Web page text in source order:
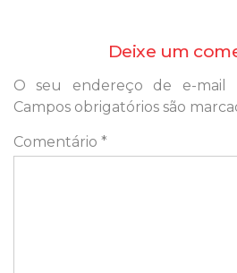
Deixe um
O seu endereço de e-mail
Campos obrigatórios são
Comentário *